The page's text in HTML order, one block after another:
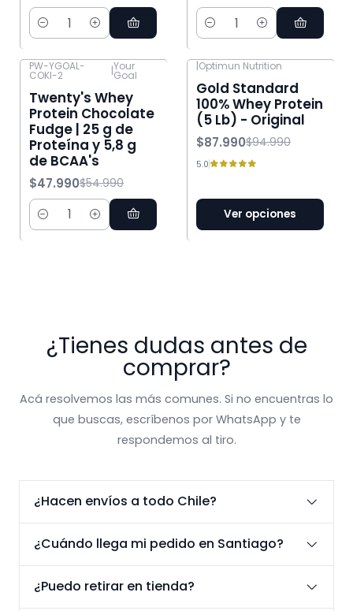
Cantidad Cantidad
-13% OFF
PW-YGOAL-
COKI-2 |Your
Goal
Twenty's Whey
Protein Chocolate
Fudge | 25 g de
Proteína y 5,8 g
de BCAA's
$47.990$54.990
Cantidad
|Optimun Nutrition
Gold Standard
100% Whey Protein
(5 Lb) - Original
$87.990$94.990
5.0
Ver opciones
¿Tienes dudas antes de
comprar?
Acá resolvemos las más comunes. Si no encuentras lo
que buscas, escríbenos por WhatsApp y te
respondemos al tiro.
¿Hacen envíos a todo Chile?
¿Cuándo llega mi pedido en Santiago?
¿Puedo retirar en tienda?